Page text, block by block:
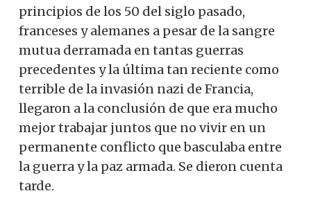
principios de los 50 del siglo pasado,
franceses y alemanes a pesar de la sangre
mutua derramada en tantas guerras
precedentes y la última tan reciente como
terrible de la invasión nazi de Francia,
llegaron a la conclusión de que era mucho
mejor trabajar juntos que no vivir en un
permanente conflicto que basculaba entre
la guerra y la paz armada. Se dieron cuenta
tarde.